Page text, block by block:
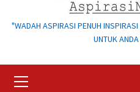
"WADAH ASPIRASI PENUH
UNTUK
Menu